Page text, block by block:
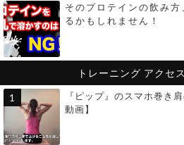
そのプロテインの飲み
るかもしれません！
トレーニング アクセ
『ピップ』のスマホ巻き
動画】